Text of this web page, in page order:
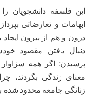
این فلسفه دانشجویان
ابهامات و تعارضاتی
درون و هم از بیرون ایجاد
دنبال یافتن مقصود
پرسیدن: اگر همه سزاوار
معنای زندگی بگردند،
زنانگی جامعه محدود شده